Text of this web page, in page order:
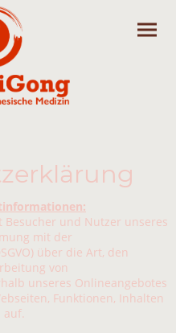
Besucher und Nutzer unseres
mit der
über die Art, den
von
unseres Onlineangebotes
Funktionen, Inhalten